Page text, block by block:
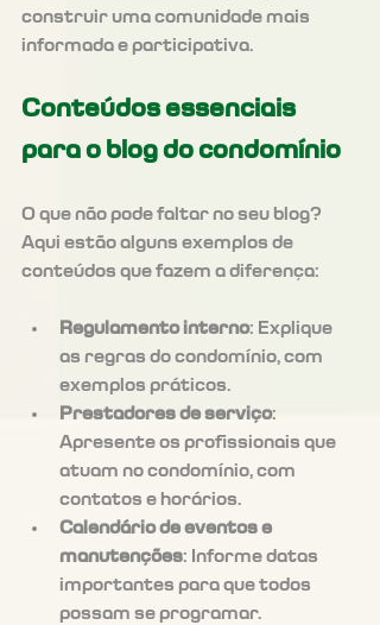
construir uma comunidade mais
informada e participativa.
Conteúdos essenciais
para o blog do condomínio
O que não pode faltar no seu blog?
Aqui estão alguns exemplos de
conteúdos que fazem a diferença:
Regulamento interno: Explique
as regras do condomínio, com
exemplos práticos.
Prestadores de serviço:
Apresente os profissionais que
atuam no condomínio, com
contatos e horários.
Calendário de eventos e
manutenções: Informe datas
importantes para que todos
possam se programar.